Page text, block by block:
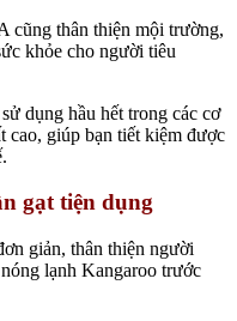
cũng thân thiện mội trường,
khỏe cho người tiêu
dụng hầu hết trong các cơ
cao, giúp bạn tiết kiệm được
gạt tiện dụng
giản, thân thiện người
lạnh Kangaroo trước